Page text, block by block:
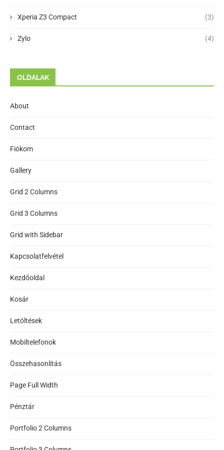
Xperia Z3 Compact (3)
Zylo (4)
OLDALAK
About
Contact
Fiókom
Gallery
Grid 2 Columns
Grid 3 Columns
Grid with Sidebar
Kapcsolatfelvétel
Kezdőoldal
Kosár
Letöltések
Mobiltelefonok
Összehasonlítás
Page Full Width
Pénztár
Portfolio 2 Columns